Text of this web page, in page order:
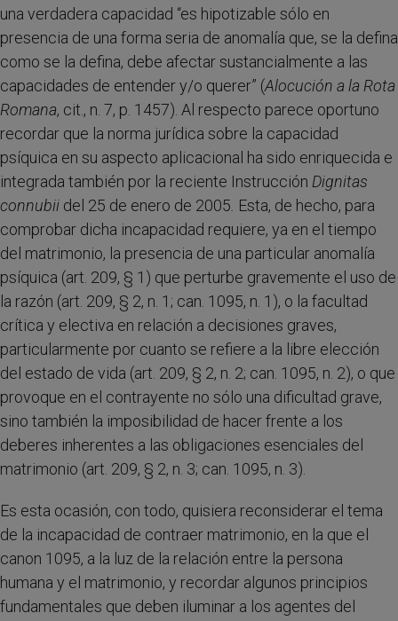
una verdadera capacidad “es hipotizable sólo en
presencia de una forma seria de anomalía que, se la defina
como se la defina, debe afectar sustancialmente a las
capacidades de entender y/o querer” (Alocución a la Rota
Romana, cit., n. 7, p. 1457). Al respecto parece oportuno
recordar que la norma jurídica sobre la capacidad
psíquica en su aspecto aplicacional ha sido enriquecida e
integrada también por la reciente Instrucción Dignitas
connubii del 25 de enero de 2005 Esta, de hecho, para
comprobar dicha incapacidad requiere, ya en el tiempo
del matrimonio, la presencia de una particular anomalía
psíquica (art. 209, § 1) que perturbe gravemente el uso de
la razón (art. 209, § 2, n. 1; can. 1095, n. 1), o la facultad
crítica y electiva en relación a decisiones graves,
particularmente por cuanto se refiere a la libre elección
del estado de vida (art. 209, § 2, n. 2; can. 1095, n. 2), o que
provoque en el contrayente no sólo una dificultad grave,
sino también la imposibilidad de hacer frente a los
deberes inherentes a las obligaciones esenciales del
matrimonio (art. 209, § 2, n. 3; can. 1095, n. 3).
Es esta ocasión, con todo, quisiera reconsiderar el tema
de la incapacidad de contraer matrimonio, en la que el
canon 1095, a la luz de la relación entre la persona
humana y el matrimonio, y recordar algunos principios
fundamentales que deben iluminar a los agentes del